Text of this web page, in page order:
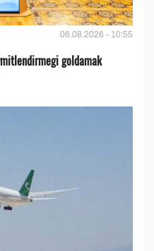
06.08.2026 - 10:55
goldamak